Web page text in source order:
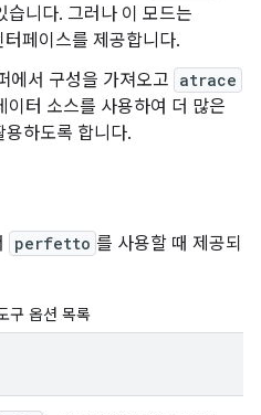
습니다. 그러나 이 모드는
페이스를 제공합니다.
에서 구성을 가져오고 atrace
이터 소스를 사용하여 더 많은
용하도록 합니다.
perfetto 를 사용할 때 제공되
구 옵션 목록